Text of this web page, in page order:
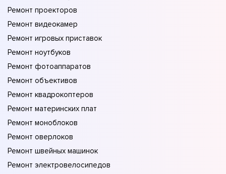
Ремонт проекторов
Ремонт видеокамер
Ремонт игровых приставок
Ремонт ноутбуков
Ремонт фотоаппаратов
Ремонт объективов
Ремонт квадрокоптеров
Ремонт материнских плат
Ремонт моноблоков
Ремонт оверлоков
Ремонт швейных машинок
Ремонт электровелосипедов